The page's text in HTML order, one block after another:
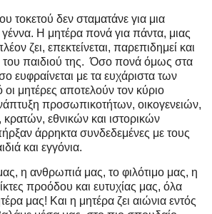
τοκετού δεν σταματάνε για μια
Η μητέρα πονά για πάντα, μιας
ζει, επεκτείνεται, παρεπιδημεί και
παιδιού της. Όσο πονά όμως στα
ευφραίνεται με τα ευχάριστα των
οι μητέρες αποτελούν τον κύριο
προσωπικοτήτων, οικογενειών,
εθνικών και ιστορικών
άρρηκτα συνδεδεμένες με τους
και εγγόνια.
η ανθρωπιά μας, το φιλότιμο μας, η
προόδου και ευτυχίας μας, όλα
μας! Και η μητέρα ζει αιώνια εντός